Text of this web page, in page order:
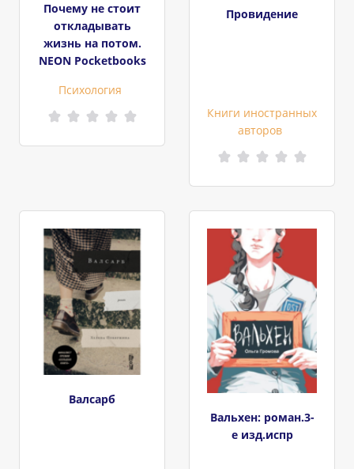
Почему не стоит
откладывать
жизнь на потом.
NEON Pocketbooks
Психология
Провидение
Книги иностранных
авторов
Валсарб
Вальхен: роман.3-
е изд.испр